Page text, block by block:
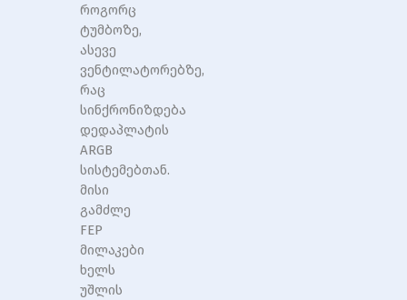
როგორც
ტუმბოზე,
ასევე
ვენტილატორებზე,
რაც
სინქრონიზდება
დედაპლატის
ARGB
სისტემებთან.
მისი
გამძლე
FEP
მილაკები
ხელს
უშლის